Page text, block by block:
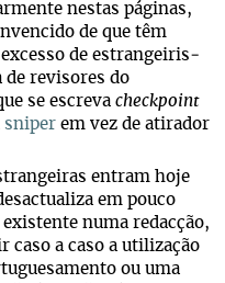
nes­tas pági­nas,
de que têm
de estran­gei­ris­
de revi­so­res do
se escreva check­point
sni­per em vez de ati­ra­dor
entram hoje
em pouco
numa redac­ção,
caso a caso a uti­li­za­ção
ou uma